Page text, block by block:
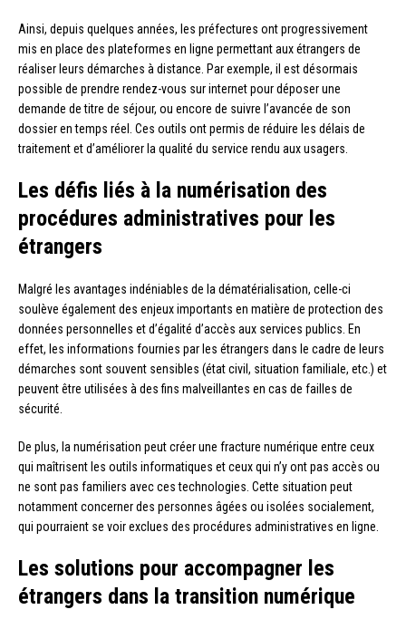
Ainsi, depuis quelques années, les préfectures ont progressivement
mis en place des plateformes en ligne permettant aux étrangers de
réaliser leurs démarches à distance. Par exemple, il est désormais
possible de prendre rendez-vous sur internet pour déposer une
demande de titre de séjour, ou encore de suivre l’avancée de son
dossier en temps réel. Ces outils ont permis de réduire les délais de
traitement et d’améliorer la qualité du service rendu aux usagers.
Les défis liés à la numérisation des
procédures administratives pour les
étrangers
Malgré les avantages indéniables de la dématérialisation, celle-ci
soulève également des enjeux importants en matière de protection des
données personnelles et d’égalité d’accès aux services publics. En
effet, les informations fournies par les étrangers dans le cadre de leurs
démarches sont souvent sensibles (état civil, situation familiale, etc.) et
peuvent être utilisées à des fins malveillantes en cas de failles de
sécurité.
De plus, la numérisation peut créer une fracture numérique entre ceux
qui maîtrisent les outils informatiques et ceux qui n’y ont pas accès ou
ne sont pas familiers avec ces technologies. Cette situation peut
notamment concerner des personnes âgées ou isolées socialement,
qui pourraient se voir exclues des procédures administratives en ligne.
Les solutions pour accompagner les
étrangers dans la transition numérique